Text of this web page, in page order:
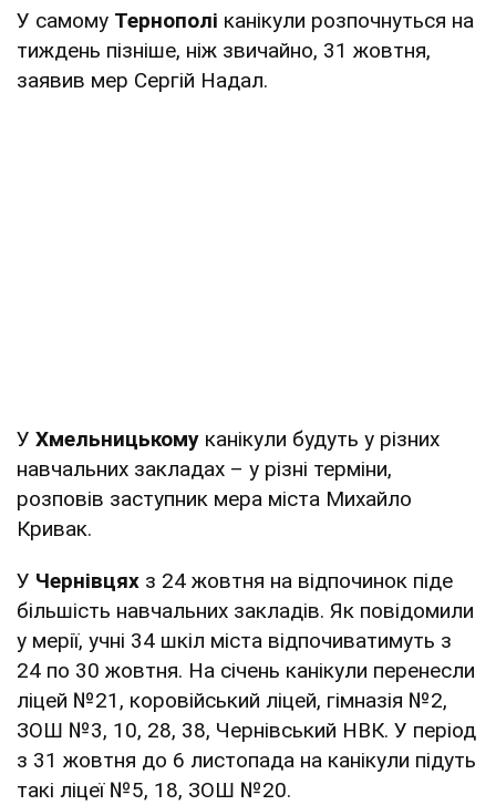
У самому Тернополі канікули розпочнуться на
тиждень пізніше, ніж звичайно, 31 жовтня,
заявив мер Сергій Надал.
У Хмельницькому канікули будуть у різних
навчальних закладах – у різні терміни,
розповів заступник мера міста Михайло
Кривак.
У Чернівцях з 24 жовтня на відпочинок піде
більшість навчальних закладів. Як повідомили
у мерії, учні 34 шкіл міста відпочиватимуть з
24 по 30 жовтня. На січень канікули перенесли
ліцей №21, коровійський ліцей, гімназія №2,
ЗОШ №3, 10, 28, 38, Чернівський НВК. У період
з 31 жовтня до 6 листопада на канікули підуть
такі ліцеї №5, 18, ЗОШ №20.